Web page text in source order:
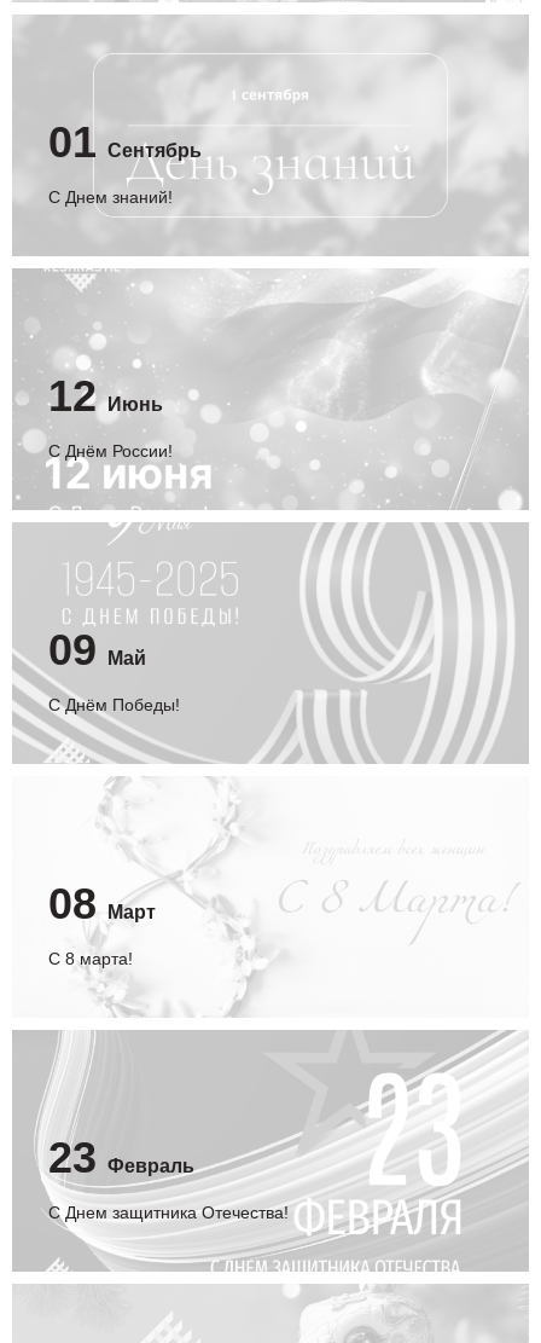
01 Сентябрь
C Днем знаний!
12 Июнь
C Днём России!
09 Май
С Днём Победы!
08 Март
С 8 марта!
23 Февраль
С Днем защитника Отечества!